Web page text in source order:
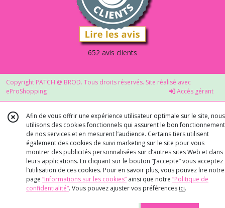
652 avis clients
Copyright PATCH @ BROD. Tous droits réservés. Site réalisé avec
eProShopping
Accès gérant
Afin de vous offrir une expérience utilisateur optimale sur le site, nous
utilisons des cookies fonctionnels qui assurent le bon fonctionnement
de nos services et en mesurent l’audience. Certains tiers utilisent
également des cookies de suivi marketing sur le site pour vous
montrer des publicités personnalisées sur d’autres sites Web et dans
leurs applications. En cliquant sur le bouton “J’accepte” vous acceptez
l’utilisation de ces cookies. Pour en savoir plus, vous pouvez lire notre
page “Informations sur les cookies” ainsi que notre “Politique de
confidentialité“. Vous pouvez ajuster vos préférences ici.